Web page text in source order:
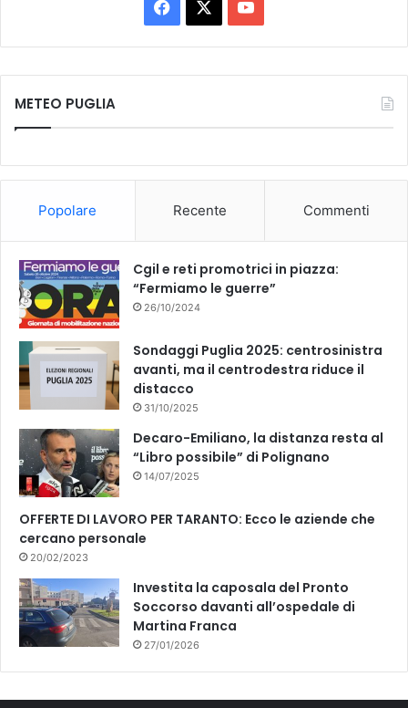
a
c
k
o
u
METEO PUGLIA
Popolare Recente Commenti
Cgil e reti promotrici in piazza:
“Fermiamo le guerre”
26/10/2024
Sondaggi Puglia 2025: centrosinistra
avanti, ma il centrodestra riduce il
distacco
31/10/2025
Decaro-Emiliano, la distanza resta al
“Libro possibile” di Polignano
14/07/2025
OFFERTE DI LAVORO PER TARANTO: Ecco le aziende che
cercano personale
20/02/2023
Investita la caposala del Pronto
Soccorso davanti all’ospedale di
Martina Franca
27/01/2026